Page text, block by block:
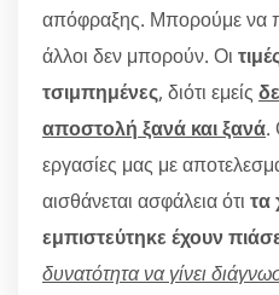
απόφραξης. Μπορούμε να
άλλοι δεν μπορούν. Οι
τσιμπημένες, διότι εμείς
αποστολή ξανά και ξανά.
εργασίες μας με
αισθάνεται ασφάλεια ότι τα
εμπιστεύτηκε έχουν
δυνατότητα να γίνει